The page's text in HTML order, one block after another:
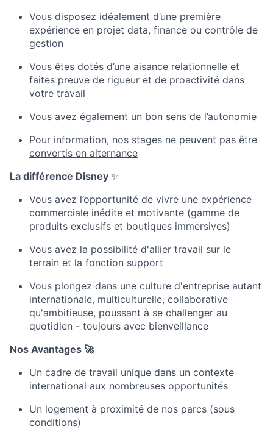
Vous disposez idéalement d’une première
expérience en projet data, finance ou contrôle de
gestion
Vous êtes dotés d’une aisance relationnelle et
faites preuve de rigueur et de proactivité dans
votre travail
Vous avez également un bon sens de l’autonomie
Pour information, nos stages ne peuvent pas être
convertis en alternance
La différence Disney ✨
Vous avez l’opportunité de vivre une expérience
commerciale inédite et motivante (gamme de
produits exclusifs et boutiques immersives)
Vous avez la possibilité d'allier travail sur le
terrain et la fonction support
Vous plongez dans une culture d'entreprise autant
internationale, multiculturelle, collaborative
qu'ambitieuse, poussant à se challenger au
quotidien - toujours avec bienveillance
Nos Avantages 🚀
Un cadre de travail unique dans un contexte
international aux nombreuses opportunités
Un logement à proximité de nos parcs (sous
conditions)